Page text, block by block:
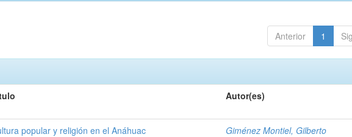
Anterior 1
Autor(es)
popular y religión en el Anáhuac Giménez Montiel, Gilberto